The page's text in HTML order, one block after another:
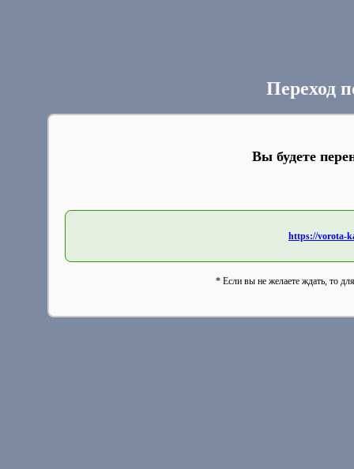
Переход
Вы будете
https://vorota-
* Если вы не желаете ждать, то